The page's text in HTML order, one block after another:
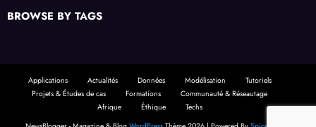
BROWSE BY TAGS
Applications Actualités Données Modélisation
Tutoriels
Projets & Études de cas
Formations
Communauté & Réseautage
Afrique
Éthique
Techs